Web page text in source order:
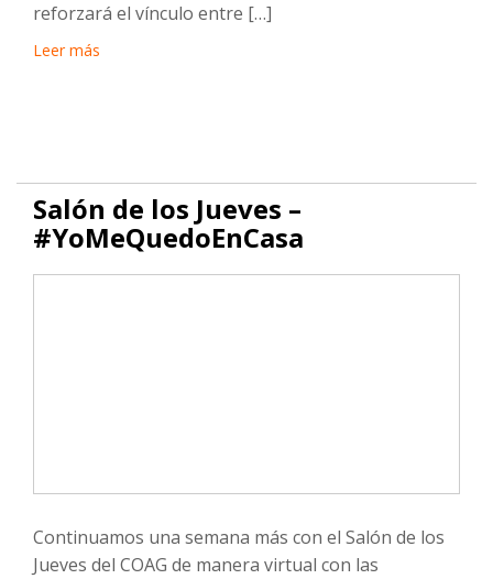
reforzará el vínculo entre […]
Leer más
Salón de los Jueves –
#YoMeQuedoEnCasa
Continuamos una semana más con el Salón de los
Jueves del COAG de manera virtual con las